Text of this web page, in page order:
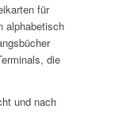
für
alphabetisch
die
und nach